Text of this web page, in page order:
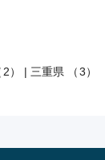
） | 三重県 （3）